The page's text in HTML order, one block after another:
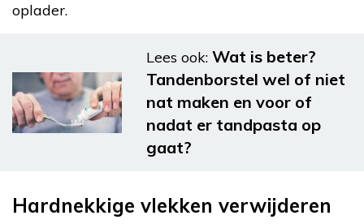
oplader.
Lees ook: Wat is beter?
Tandenborstel wel of niet
nat maken en voor of
nadat er tandpasta op
gaat?
Hardnekkige vlekken verwijderen